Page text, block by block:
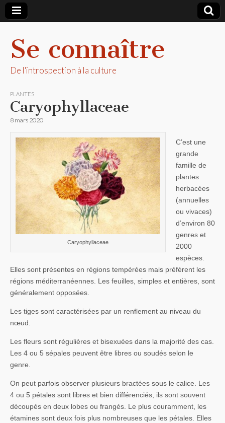
Se connaître
De l'introspection à la culture
PLANTES
Caryophyllaceae
8 mars 2020
Caryophyllaceae
C’est une
grande
famille de
plantes
herbacées
(annuelles
ou vivaces)
d’environ 80
genres et
2000
espèces.
Elles sont présentes en régions tempérées mais préfèrent les
régions méditerranéennes. Les feuilles, simples et entières, sont
généralement opposées.
Les tiges sont caractérisées par un renflement au niveau du
nœud.
Les fleurs sont régulières et bisexuées dans la majorité des cas.
Les 4 ou 5 sépales peuvent être libres ou soudés selon le
genre.
On peut parfois observer plusieurs bractées sous le calice. Les
4 ou 5 pétales sont libres et bien différenciés, ils sont souvent
découpés en deux lobes ou frangés. Le plus couramment, les
étamines sont deux fois plus nombreuses que les pétales. Elles